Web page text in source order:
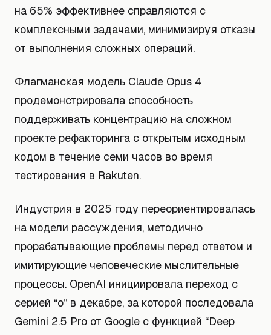
на 65% эффективнее справляются с
комплексными задачами, минимизируя отказы
от выполнения сложных операций.
Флагманская модель Claude Opus 4
продемонстрировала способность
поддерживать концентрацию на сложном
проекте рефакторинга с открытым исходным
кодом в течение семи часов во время
тестирования в Rakuten.
Индустрия в 2025 году переориентировалась
на модели рассуждения, методично
прорабатывающие проблемы перед ответом и
имитирующие человеческие мыслительные
процессы. OpenAI инициировала переход с
серией “o” в декабре, за которой последовала
Gemini 2.5 Pro от Google с функцией “Deep